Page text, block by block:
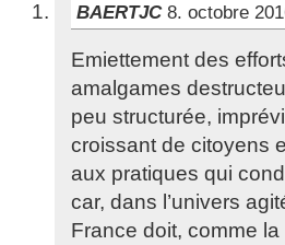
BAERTJC 8. octobre
Emiettement des
amalgames
peu structurée,
croissant de citoyens
aux pratiques qui
car, dans l’univers
France doit, comme